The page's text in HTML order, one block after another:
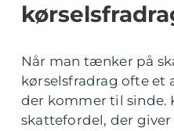
Når man tænker på
kørselsfradrag ofte et
der kommer til sinde.
skattefordel, der